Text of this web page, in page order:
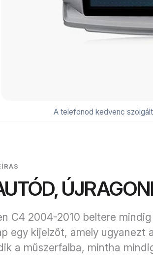
A telefonod kedvenc
C4 2004-2010 beltere
egy kijelzőt, amely ugyanezt
a műszerfalba, mintha